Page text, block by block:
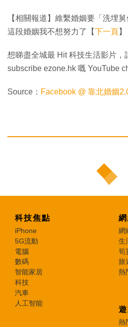
【相關報道】維繫婚姻要「洗埋
這段婚姻我不想努力了【下一頁】
想睇盡全城最 Hit 科技生活影片，
subscribe ezone.hk 嘅 YouTube
Source： Facebook @ 靠北婚姻
科技焦點
iPhone
5G流動
電腦
數碼
智能家居
科技
汽車
人工智能
網
生
筍
旅
熱
熱